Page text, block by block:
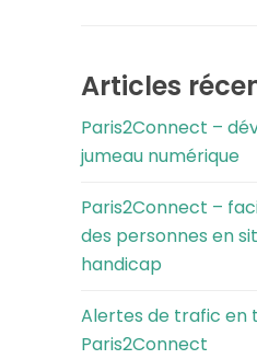
Articles
Paris2Connect –
jumeau numérique
Paris2Connect –
des personnes en
handicap
Alertes de trafic en
Paris2Connect